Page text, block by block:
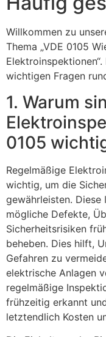
Willkommen zu
Thema „VDE 0105
wichtigen Fragen
1. Warum
0105
Regelmäßige
wichtig, um die
gewährleisten. Diese
mögliche Defekte,
Sicherheitsrisiken
beheben. Dies hilft,
Gefahren zu
elektrische Anlagen
regelmäßige
frühzeitig erkannt
letztendlich Kosten